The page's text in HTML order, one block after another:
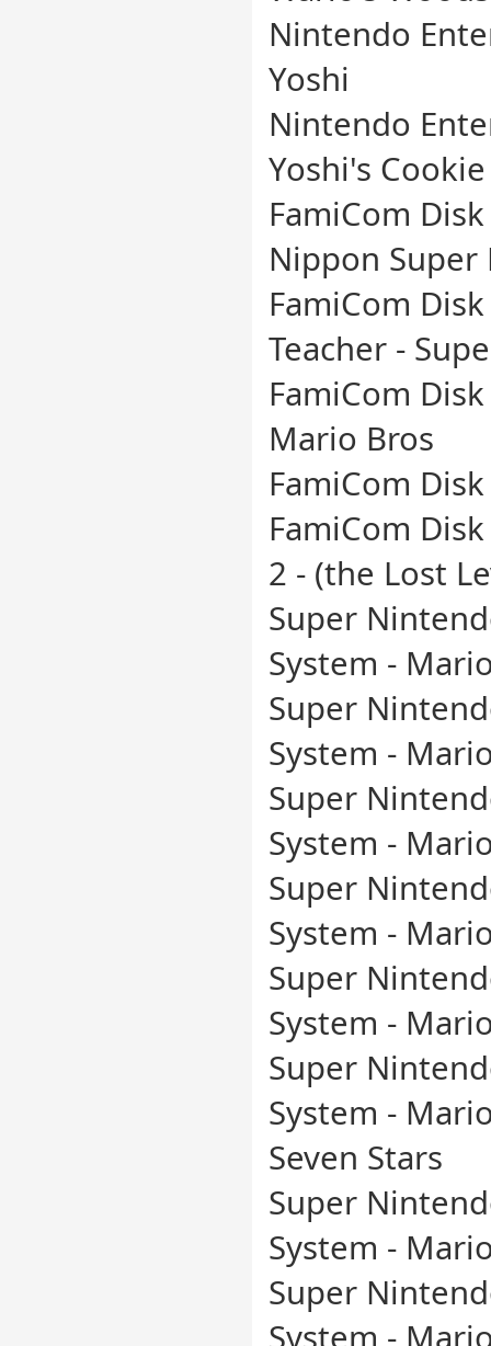
Nintendo
Yoshi
Nintendo
Yoshi's Cookie
FamiCom
Nippon Super
FamiCom
Teacher -
FamiCom
Mario Bros
FamiCom
FamiCom
2 - (the Lost
Super
System -
Super
System -
Super
System -
Super
System -
Super
System -
Super
System -
Seven Stars
Super
System -
Super
System -